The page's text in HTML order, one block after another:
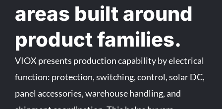
areas built around
product families.
VIOX presents production capability by electrical
function: protection, switching, control, solar DC,
panel accessories, warehouse handling, and